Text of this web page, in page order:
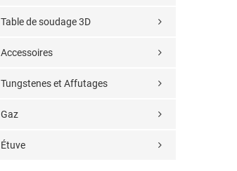
Table de soudage 3D
Accessoires
Tungstenes et Affutages
Gaz
Étuve